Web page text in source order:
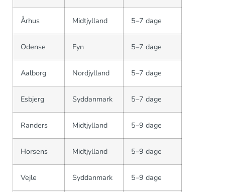
Århus Midtjylland 5–7 dage
Odense Fyn 5–7 dage
Aalborg Nordjylland 5–7 dage
Esbjerg Syddanmark 5–7 dage
Randers Midtjylland 5–9 dage
Horsens Midtjylland 5–9 dage
Vejle Syddanmark 5–9 dage